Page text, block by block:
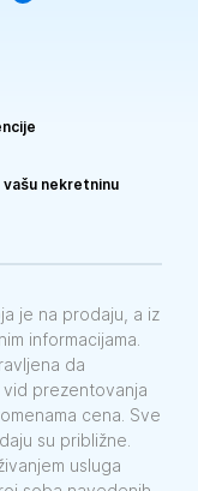
nekretninu
je na prodaju, a iz
informacijama.
da
prezentovanja
cena. Sve
su približne.
usluga